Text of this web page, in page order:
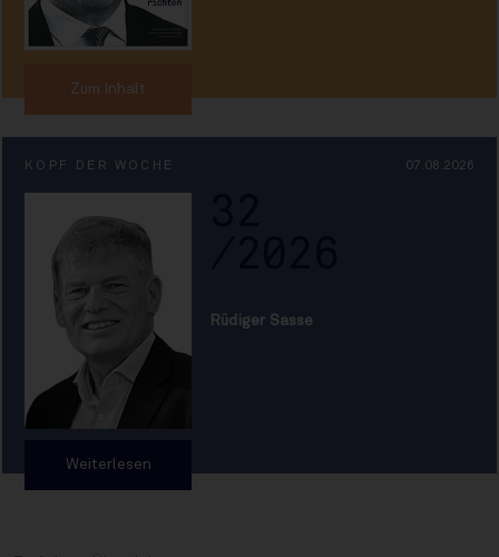
Zum Inhalt
KOPF DER WOCHE 07.08.2026
Rüdiger Sasse
Weiterlesen